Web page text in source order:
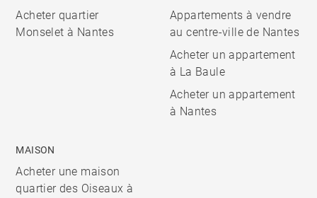
Acheter quartier
Monselet à Nantes
Appartements à vendre
au centre-ville de Nantes
Acheter un appartement
à La Baule
Acheter un appartement
à Nantes
MAISON
Acheter une maison
quartier des Oiseaux à